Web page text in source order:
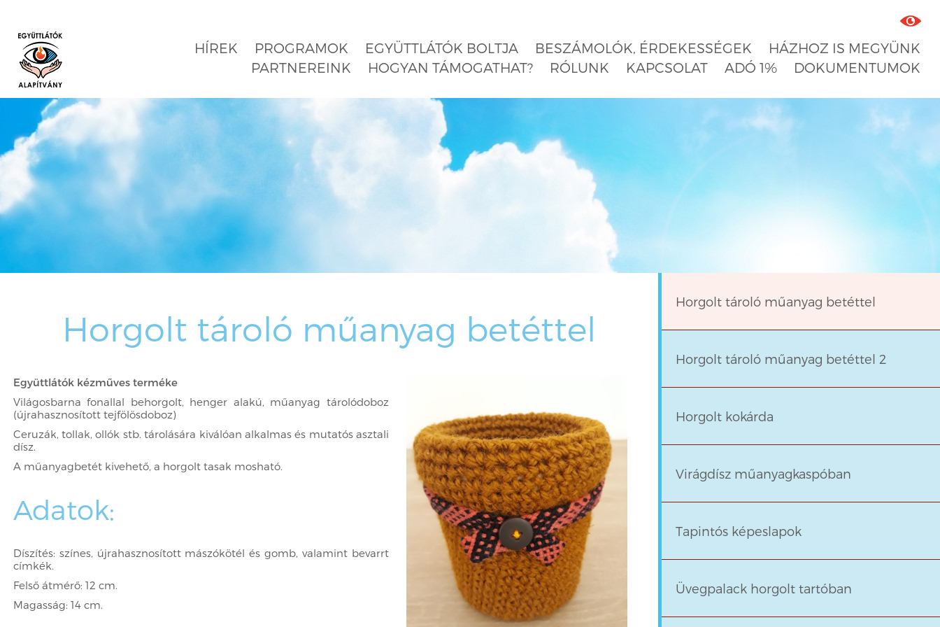
HÍREK PROGRAMOK EGYÜTTLÁTÓK BOLTJA BESZÁMOLÓK, ÉRDEKESSÉGEK
HÁZHOZ IS MEGYÜNK
PARTNEREINK
HOGYAN TÁMOGATHAT? RÓLUNK KAPCSOLAT ADÓ 1% DOKUMENTUMOK
Horgolt tároló műanyag betéttel
Együttlátók kézműves terméke
Világosbarna fonallal behorgolt, henger alakú, műanyag tárolódoboz
(újrahasznosított tejfölösdoboz)
Ceruzák, tollak, ollók stb. tárolására kiválóan alkalmas és mutatós asztali
dísz.
A műanyagbetét kivehető, a horgolt tasak mosható.
Adatok:
Díszítés: színes, újrahasznosított mászókötél és gomb, valamint bevarrt
címkék.
Felső átmérő: 12 cm.
Magasság: 14 cm.
Horgolt tároló műanyag betéttel
Horgolt tároló műanyag betéttel 2
Horgolt kokárda
Virágdísz műanyagkaspóban
Tapintós képeslapok
Üvegpalack horgolt tartóban